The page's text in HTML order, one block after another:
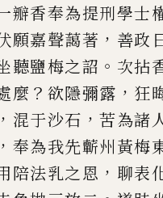
瓣香奉為提刑學士
願嘉聲藹著 ， 善政
聽鹽梅之詔 。 次拈
麼 ？ 欲隱彌露 ， 狂
， 混于沙石 ，苦為諸
， 奉為我先蘄州黃梅
陪法乳之恩 ， 聊表